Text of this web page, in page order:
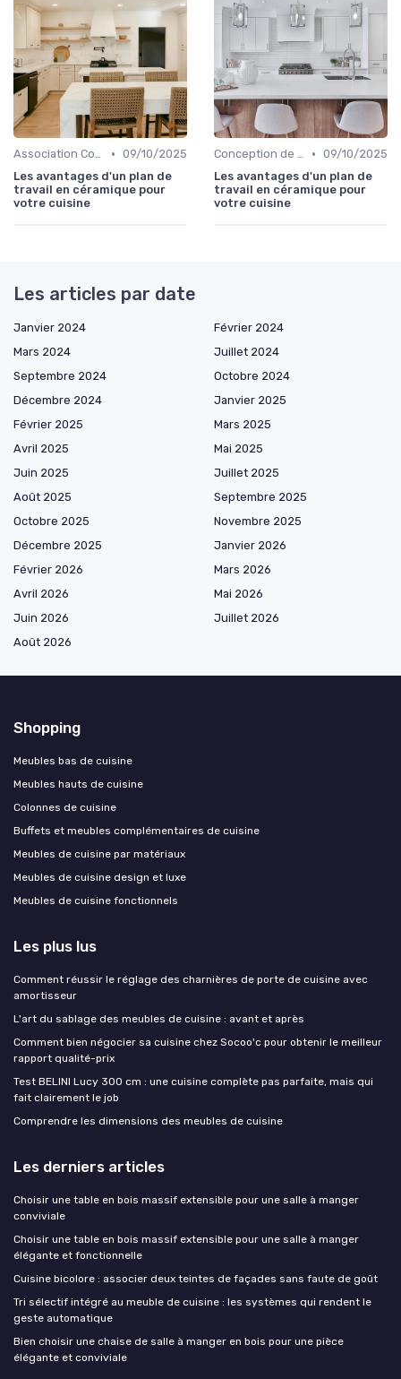
Association Couleurs et Matériaux • 09/10/2025
Les avantages d'un plan de
travail en céramique pour
votre cuisine
Conception de Cuisine sur Mesure • 09/10/2025
Les avantages d'un plan de
travail en céramique pour
votre cuisine
Les articles par date
Janvier 2024
Février 2024
Mars 2024
Juillet 2024
Septembre 2024
Octobre 2024
Décembre 2024
Janvier 2025
Février 2025
Mars 2025
Avril 2025
Mai 2025
Juin 2025
Juillet 2025
Août 2025
Septembre 2025
Octobre 2025
Novembre 2025
Décembre 2025
Janvier 2026
Février 2026
Mars 2026
Avril 2026
Mai 2026
Juin 2026
Juillet 2026
Août 2026
Shopping
Meubles bas de cuisine
Meubles hauts de cuisine
Colonnes de cuisine
Buffets et meubles complémentaires de cuisine
Meubles de cuisine par matériaux
Meubles de cuisine design et luxe
Meubles de cuisine fonctionnels
Les plus lus
Comment réussir le réglage des charnières de porte de cuisine avec
amortisseur
L'art du sablage des meubles de cuisine : avant et après
Comment bien négocier sa cuisine chez Socoo'c pour obtenir le meilleur
rapport qualité-prix
Test BELINI Lucy 300 cm : une cuisine complète pas parfaite, mais qui
fait clairement le job
Comprendre les dimensions des meubles de cuisine
Les derniers articles
Choisir une table en bois massif extensible pour une salle à manger
conviviale
Choisir une table en bois massif extensible pour une salle à manger
élégante et fonctionnelle
Cuisine bicolore : associer deux teintes de façades sans faute de goût
Tri sélectif intégré au meuble de cuisine : les systèmes qui rendent le
geste automatique
Bien choisir une chaise de salle à manger en bois pour une pièce
élégante et conviviale